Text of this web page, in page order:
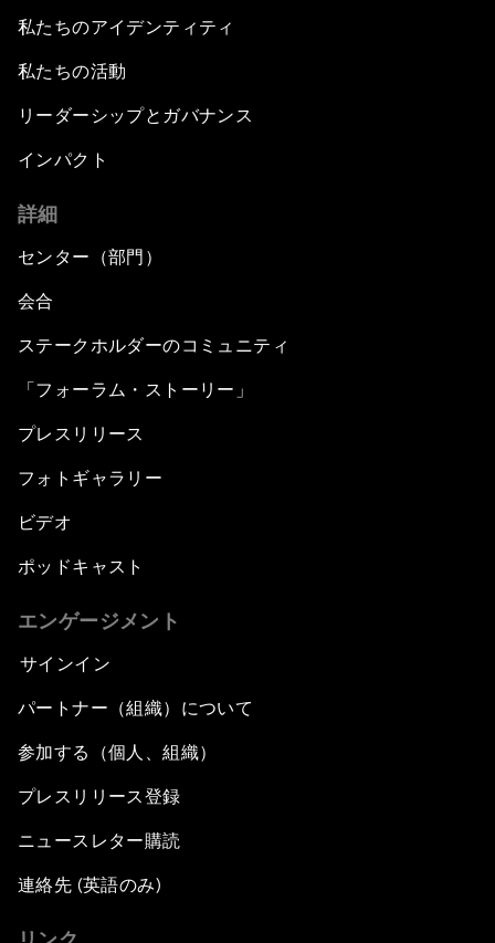
私たちのアイデンティティ
私たちの活動
リーダーシップとガバナンス
インパクト
詳細
センター（部門）
会合
ステークホルダーのコミュニティ
「フォーラム・ストーリー」
プレスリリース
フォトギャラリー
ビデオ
ポッドキャスト
エンゲージメント
サインイン
パートナー（組織）について
参加する（個人、組織）
プレスリリース登録
ニュースレター購読
連絡先 (英語のみ)